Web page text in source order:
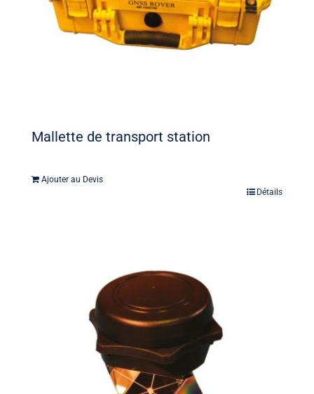
Mallette de transport station
Ajouter au Devis
Détails